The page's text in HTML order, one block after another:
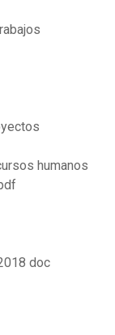
humanos
doc